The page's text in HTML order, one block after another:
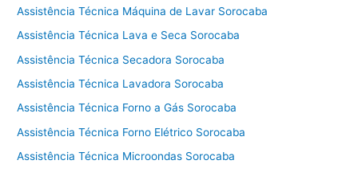
Assistência Técnica Máquina de Lavar Sorocaba
Assistência Técnica Lava e Seca Sorocaba
Assistência Técnica Secadora Sorocaba
Assistência Técnica Lavadora Sorocaba
Assistência Técnica Forno a Gás Sorocaba
Assistência Técnica Forno Elétrico Sorocaba
Assistência Técnica Microondas Sorocaba